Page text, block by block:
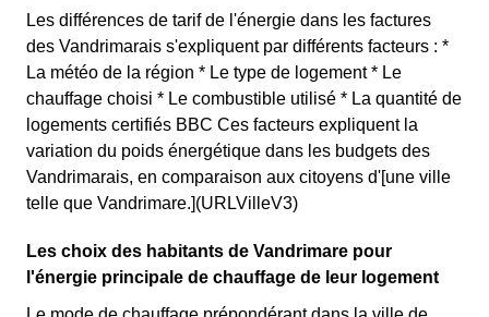
Les différences de tarif de l'énergie dans les factures
des Vandrimarais s'expliquent par différents facteurs : *
La météo de la région * Le type de logement * Le
chauffage choisi * Le combustible utilisé * La quantité de
logements certifiés BBC Ces facteurs expliquent la
variation du poids énergétique dans les budgets des
Vandrimarais, en comparaison aux citoyens d'[une ville
telle que Vandrimare.](URLVilleV3)
Les choix des habitants de Vandrimare pour
l'énergie principale de chauffage de leur logement